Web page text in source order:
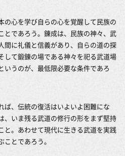
の心を学び自らの心を覚醒して民族の
とであろう。錬成は、民族の神々、武
間に礼儀と信義があり、自らの道の探
して鍛錬の場である神々を祀る武道場
いうのが、最低限必要な条件であろ
ば、伝統の復活はいよいよ困難にな
、いま残る武道の修行の形をまず堅持
と。あわせて現代に生きる武道を実践
とであろう。